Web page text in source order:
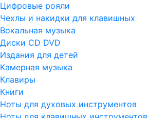
Цифровые рояли
Чехлы и накидки для клавишных
Вокальная музыка
Диски CD DVD
Издания для детей
Камерная музыка
Клавиры
Книги
Ноты для духовых инструментов